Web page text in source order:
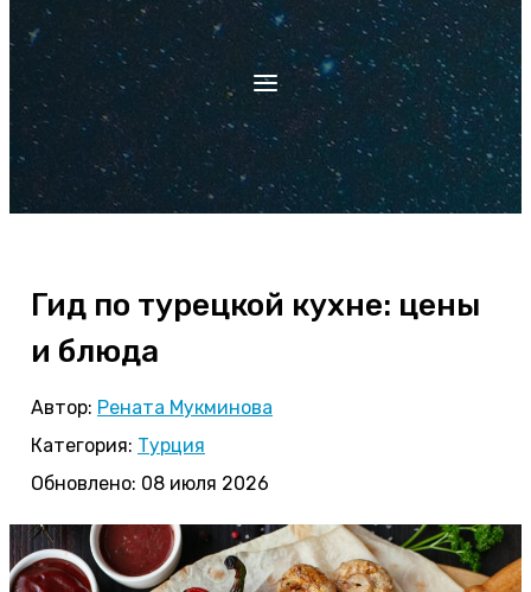
Гид по турецкой кухне: цены
и блюда
Автор: Рената Мукминова
Категория: Турция
Обновлено: 08 июля 2026